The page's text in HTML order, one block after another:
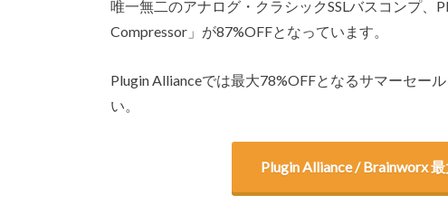
唯一無二のアナログ・クラシックSSLバスコンプ、
Compressor」が87%OFFとなっています。
Plugin Allianceでは最大78%OFFとなるサマーセー
い。
Plugin Alliance / Brainworx